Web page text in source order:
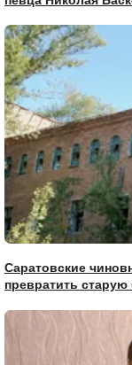
Саратовские
превратить